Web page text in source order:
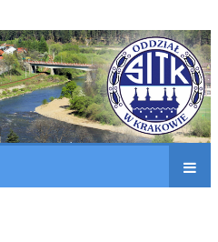
of Transportation